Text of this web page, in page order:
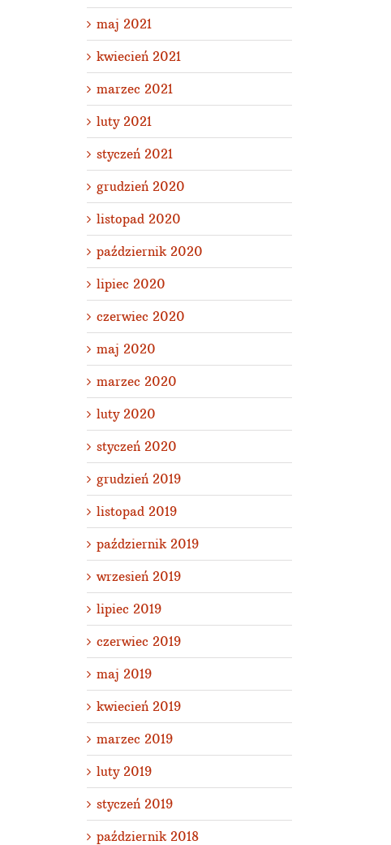
maj 2021
kwiecień 2021
marzec 2021
luty 2021
styczeń 2021
grudzień 2020
listopad 2020
październik 2020
lipiec 2020
czerwiec 2020
maj 2020
marzec 2020
luty 2020
styczeń 2020
grudzień 2019
listopad 2019
październik 2019
wrzesień 2019
lipiec 2019
czerwiec 2019
maj 2019
kwiecień 2019
marzec 2019
luty 2019
styczeń 2019
październik 2018